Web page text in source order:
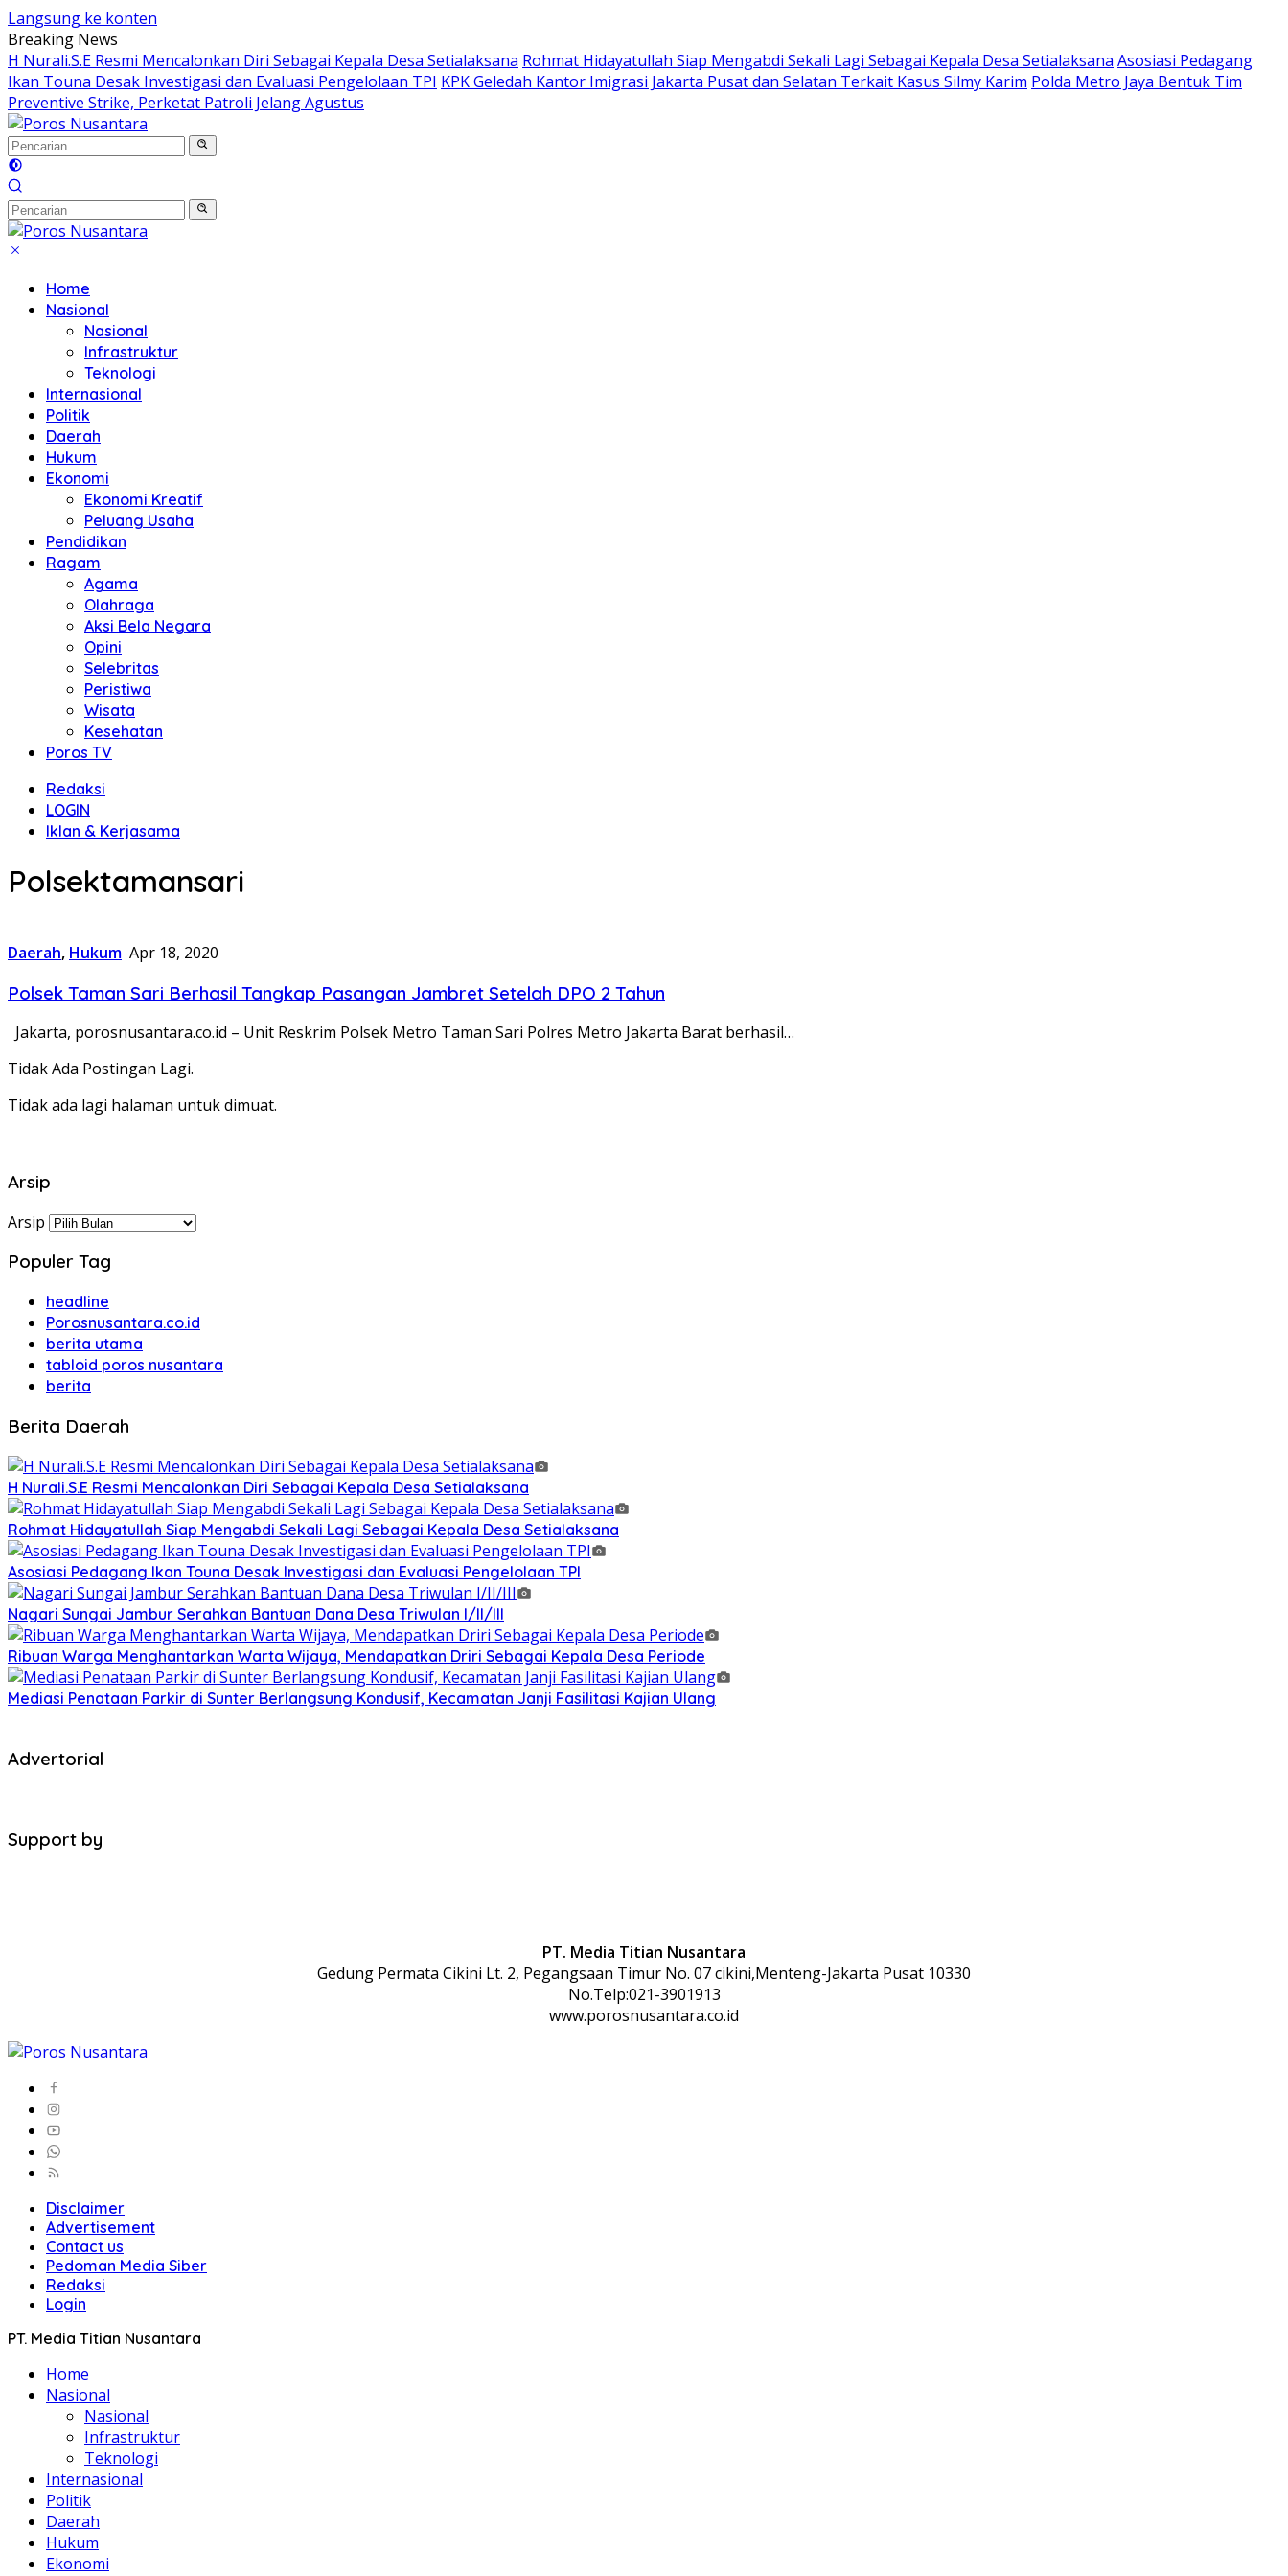
Langsung ke konten
Breaking News
H Nurali.S.E Resmi Mencalonkan Diri Sebagai Kepala Desa Setialaksana Rohmat Hidayatullah Siap Mengabdi Sekali Lagi Sebagai Kepala Desa Setialaksana Asosiasi Pedagang
Ikan Touna Desak Investigasi dan Evaluasi Pengelolaan TPI KPK Geledah Kantor Imigrasi Jakarta Pusat dan Selatan Terkait Kasus Silmy Karim Polda Metro Jaya Bentuk Tim
Preventive Strike, Perketat Patroli Jelang Agustus
Home
Nasional
Nasional
Infrastruktur
Teknologi
Internasional
Politik
Daerah
Hukum
Ekonomi
Ekonomi Kreatif
Peluang Usaha
Pendidikan
Ragam
Agama
Olahraga
Aksi Bela Negara
Opini
Selebritas
Peristiwa
Wisata
Kesehatan
Poros TV
Redaksi
LOGIN
Iklan & Kerjasama
Polsektamansari
Daerah, Hukum Apr 18, 2020
Polsek Taman Sari Berhasil Tangkap Pasangan Jambret Setelah DPO 2 Tahun
Jakarta, porosnusantara.co.id – Unit Reskrim Polsek Metro Taman Sari Polres Metro Jakarta Barat berhasil…
Tidak Ada Postingan Lagi.
Tidak ada lagi halaman untuk dimuat.
Arsip
Arsip
Populer Tag
headline
Porosnusantara.co.id
berita utama
tabloid poros nusantara
berita
Berita Daerah
H Nurali.S.E Resmi Mencalonkan Diri Sebagai Kepala Desa Setialaksana
Rohmat Hidayatullah Siap Mengabdi Sekali Lagi Sebagai Kepala Desa Setialaksana
Asosiasi Pedagang Ikan Touna Desak Investigasi dan Evaluasi Pengelolaan TPI
Nagari Sungai Jambur Serahkan Bantuan Dana Desa Triwulan I/II/III
Ribuan Warga Menghantarkan Warta Wijaya, Mendapatkan Driri Sebagai Kepala Desa Periode
Mediasi Penataan Parkir di Sunter Berlangsung Kondusif, Kecamatan Janji Fasilitasi Kajian Ulang
Advertorial
Support by
PT. Media Titian Nusantara
Gedung Permata Cikini Lt. 2, Pegangsaan Timur No. 07 cikini,Menteng-Jakarta Pusat 10330
No.Telp:021-3901913
www.porosnusantara.co.id
Disclaimer
Advertisement
Contact us
Pedoman Media Siber
Redaksi
Login
PT. Media Titian Nusantara
Home
Nasional
Nasional
Infrastruktur
Teknologi
Internasional
Politik
Daerah
Hukum
Ekonomi